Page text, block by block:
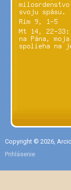
Copyright © 2026,
Prihlásenie